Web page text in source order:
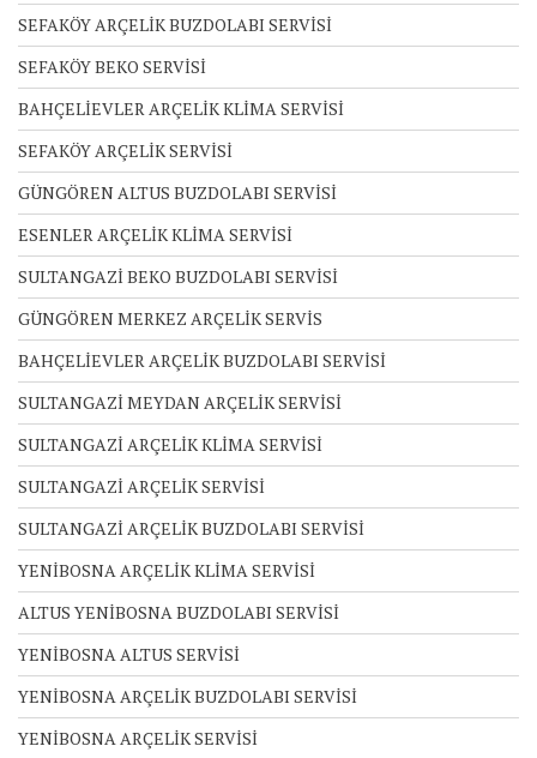
SEFAKÖY ARÇELİK BUZDOLABI SERVİSİ
SEFAKÖY BEKO SERVİSİ
BAHÇELİEVLER ARÇELİK KLİMA SERVİSİ
SEFAKÖY ARÇELİK SERVİSİ
GÜNGÖREN ALTUS BUZDOLABI SERVİSİ
ESENLER ARÇELİK KLİMA SERVİSİ
SULTANGAZİ BEKO BUZDOLABI SERVİSİ
GÜNGÖREN MERKEZ ARÇELİK SERVİS
BAHÇELİEVLER ARÇELİK BUZDOLABI SERVİSİ
SULTANGAZİ MEYDAN ARÇELİK SERVİSİ
SULTANGAZİ ARÇELİK KLİMA SERVİSİ
SULTANGAZİ ARÇELİK SERVİSİ
SULTANGAZİ ARÇELİK BUZDOLABI SERVİSİ
YENİBOSNA ARÇELİK KLİMA SERVİSİ
ALTUS YENİBOSNA BUZDOLABI SERVİSİ
YENİBOSNA ALTUS SERVİSİ
YENİBOSNA ARÇELİK BUZDOLABI SERVİSİ
YENİBOSNA ARÇELİK SERVİSİ